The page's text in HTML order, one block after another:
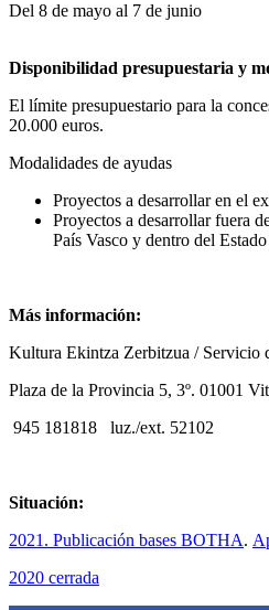
Del 8 de mayo al 7 de junio
Disponibilidad presupuestaria y
El límite presupuestario para la
20.000 euros.
Modalidades de ayudas
Proyectos a desarrollar en el
Proyectos a desarrollar fuera
País Vasco y dentro del
Más información:
Kultura Ekintza Zerbitzua / Servicio
Plaza de la Provincia 5, 3º. 01001
945 181818 luz./ext. 52102
Situación:
2021. Publicación bases BOTHA.
2020 cerrada